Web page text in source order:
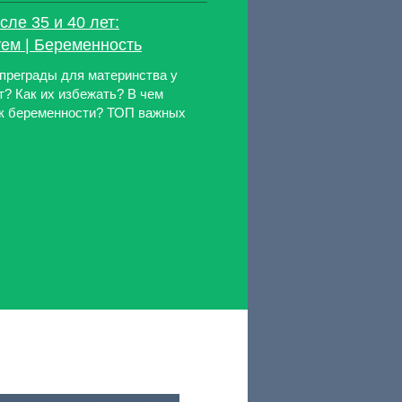
35 и 40 лет:
| Беременность
для материнства у
Как их избежать? В чем
беременности? ТОП важных